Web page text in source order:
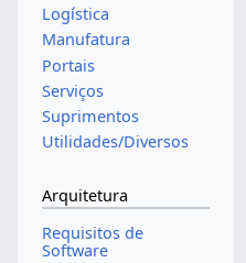
Logística
Manufatura
Portais
Serviços
Suprimentos
Utilidades/Diversos
Arquitetura
Requisitos de
Software